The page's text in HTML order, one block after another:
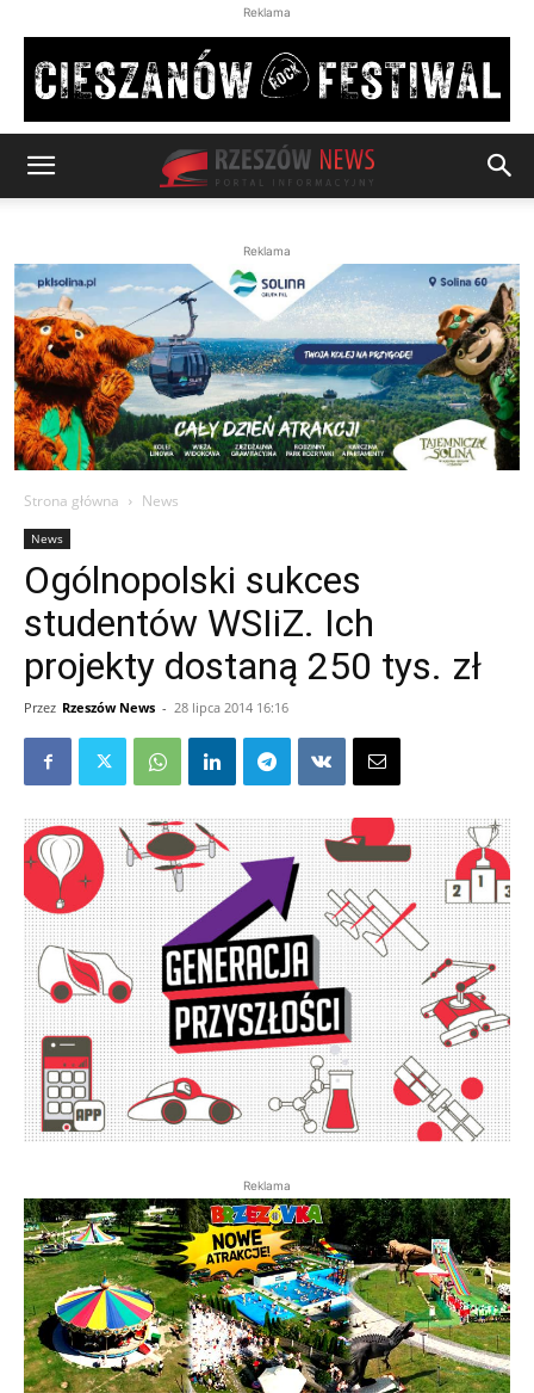
Reklama
Reklama
Strona główna News
News
Ogólnopolski sukces
studentów WSIiZ. Ich
projekty dostaną 250 tys. zł
Przez Rzeszów News - 28 lipca 2014 16:16
Reklama